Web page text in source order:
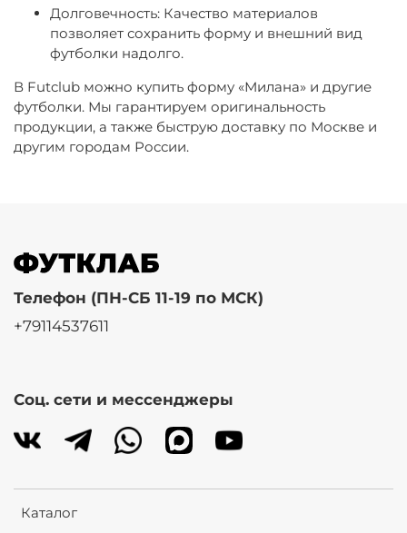
Долговечность: Качество материалов
позволяет сохранить форму и внешний вид
футболки надолго.
В Futclub можно купить форму «Милана» и другие
футболки. Мы гарантируем оригинальность
продукции, а также быструю доставку по Москве и
другим городам России.
Каталог
Телефон (ПН-СБ 11-19 по МСК)
+79114537611
Соц. сети и мессенджеры